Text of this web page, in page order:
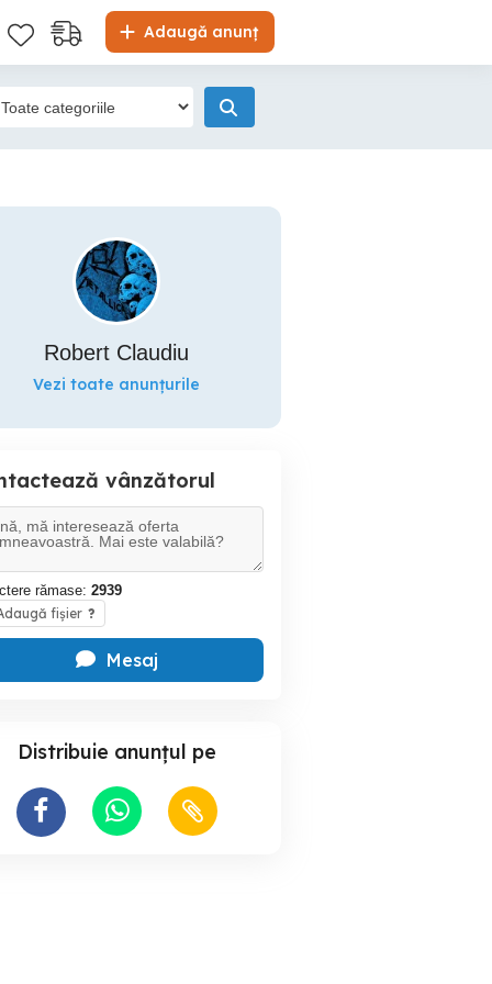
Adaugă anunț
Robert Claudiu
Vezi toate anunțurile
vânzătorul
rămase: 2939
fișier ?
Mesaj
Distribuie anunțul pe